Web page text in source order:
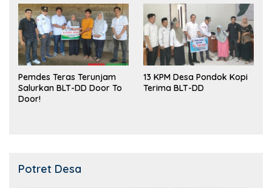
Pemdes Teras Terunjam
Salurkan BLT-DD Door To
Door!
13 KPM Desa Pondok Kopi
Terima BLT-DD
Potret Desa